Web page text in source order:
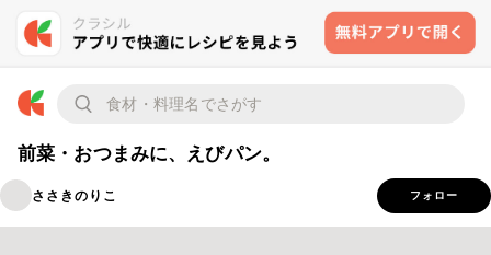
前菜・おつまみに、えびパン。
ささきのりこ フォロー